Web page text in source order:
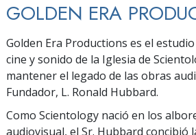
GOLDEN ERA
Golden Era Productions es el
cine y sonido de la Iglesia de
mantener el legado de las obras
Fundador, L. Ronald Hubbard.
Como Scientology nació en los
audiovisual, el Sr. Hubbard concibió